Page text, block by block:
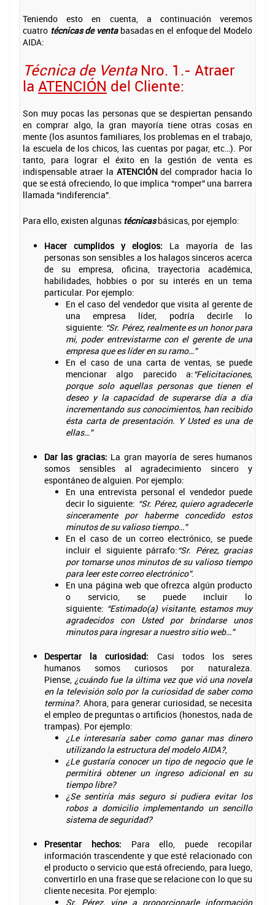
Teniendo esto en cuenta, a continuación veremos
cuatro técnicas de ventabasadas en el enfoque del Modelo
AIDA:
Técnica de VentaNro. 1.- Atraer
la ATENCIÓN del Cliente:
Son muy pocas las personas que se despiertan pensando
en comprar algo, la gran mayoría tiene otras cosas en
mente (los asuntos familiares, los problemas en el trabajo,
la escuela de los chicos, las cuentas por pagar, etc…). Por
tanto, para lograr el éxito en la gestión de venta es
indispensable atraer la ATENCIÓNdel comprador hacia lo
que se está ofreciendo, lo que implica “romper” una barrera
llamada “indiferencia”.
Para ello, existen algunas técnicasbásicas, por ejemplo:
Hacer cumplidos y elogios: La mayoría de las
personas son sensibles a los halagos sinceros acerca
de su empresa, oficina, trayectoria académica,
habilidades, hobbies o por su interés en un tema
particular. Por ejemplo:
En el caso del vendedor que visita al gerente de
una empresa líder, podría decirle lo
siguiente: “Sr. Pérez, realmente es un honor para
mi, poder entrevistarme con el gerente de una
empresa que es líder en su ramo…”
En el caso de una carta de ventas, se puede
mencionar algo parecido a:“Felicitaciones,
porque solo aquellas personas que tienen el
deseo y la capacidad de superarse día a día
incrementando sus conocimientos, han recibido
ésta carta de presentación. Y Usted es una de
ellas…”
Dar las gracias: La gran mayoría de seres humanos
somos sensibles al agradecimiento sincero y
espontáneo de alguien. Por ejemplo:
En una entrevista personal el vendedor puede
decir lo siguiente: “Sr. Pérez, quiero agradecerle
sinceramente por haberme concedido estos
minutos de su valioso tiempo…”
En el caso de un correo electrónico, se puede
incluir el siguiente párrafo:“Sr. Pérez, gracias
por tomarse unos minutos de su valioso tiempo
para leer este correo electrónico”.
En una página web que ofrezca algún producto
o servicio, se puede incluir lo
siguiente: “Estimado(a) visitante, estamos muy
agradecidos con Usted por brindarse unos
minutos para ingresar a nuestro sitio web…”
Despertar la curiosidad: Casi todos los seres
humanos somos curiosos por naturaleza.
Piense, ¿cuándo fue la última vez que vió una novela
en la televisión solo por la curiosidad de saber como
termina?. Ahora, para generar curiosidad, se necesita
el empleo de preguntas o artificios (honestos, nada de
trampas). Por ejemplo:
¿Le interesaría saber como ganar mas dinero
utilizando la estructura del modelo AIDA?,
¿Le gustaría conocer un tipo de negocio que le
permitirá obtener un ingreso adicional en su
tiempo libre?
¿Se sentiría más seguro si pudiera evitar los
robos a domicilio implementando un sencillo
sistema de seguridad?
Presentar hechos: Para ello, puede recopilar
información trascendente y que esté relacionado con
el producto o servicio que está ofreciendo, para luego,
convertirlo en una frase que se relacione con lo que su
cliente necesita. Por ejemplo:
Sr. Pérez, vine a proporcionarle información